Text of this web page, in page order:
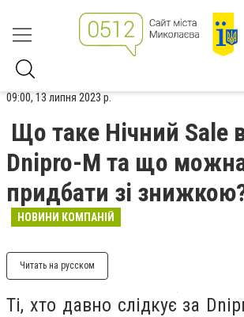
09:00, 13 липня 2023 р.
Що таке Нічний Sale
Dnipro-M та що
придбати зі
НОВИНИ КОМПАНІЙ
Читать на русском
Ті, хто давно слідкує за